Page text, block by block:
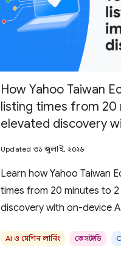
How Yahoo Taiwan
listing times from 20
elevated discovery
Updated ৩১ জুলাই, ২০২৬
Learn how Yahoo Taiwan
times from 20 minutes to
discovery with on-device
AI ও মেশিন লার্নিং কেস স্টাডি